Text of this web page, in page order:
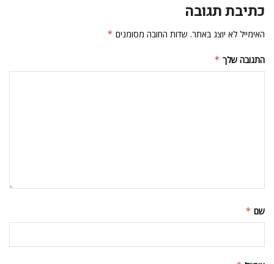
כתיבת תגובה
האימייל לא יוצג באתר. שדות החובה מסומנים *
התגובה שלך *
שם *